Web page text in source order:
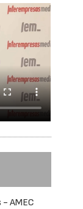
AMEC